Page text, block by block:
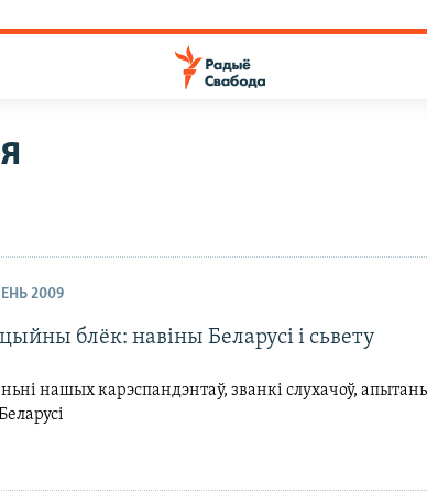
2009
блёк: навіны Беларусі і сьвету
нашых карэспандэнтаў, званкі слухачоў,